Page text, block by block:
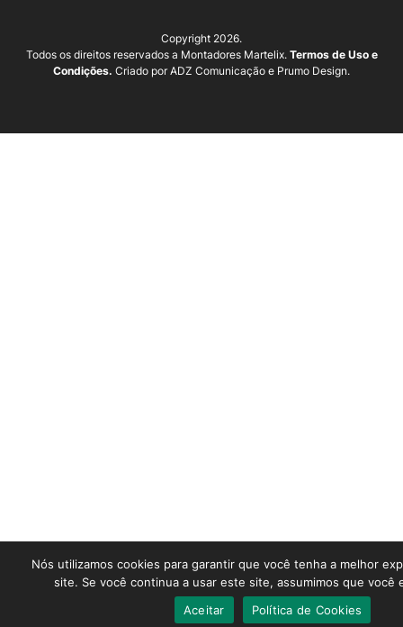
Copyright 2026.
Todos os direitos reservados a Montadores Martelix. Termos de Uso e
Condições. Criado porADZ Comunicação e Prumo Design.
Nós utilizamos cookies para garantir que você tenha a melhor
site. Se você continua a usar este site, assumimos que você
Aceitar
Política de Cookies